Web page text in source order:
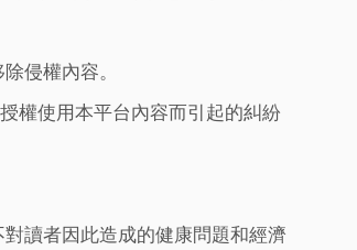
侵權內容。
權使用本平台內容而引起的糾紛
讀者因此造成的健康問題和經濟